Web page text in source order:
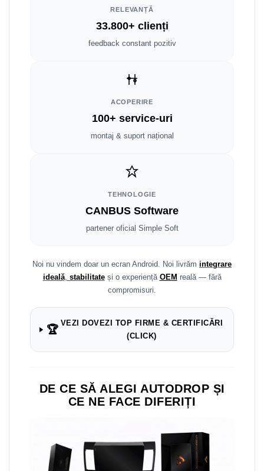
Dodge
Navigații universale 2DIN
Navigații universale 1DIN
Rame adaptoare Volkswagen
Rame adaptoare M-Benz
RELEVANȚĂ
33.800+ clienți
feedback constant pozitiv
ACOPERIRE
100+ service-uri
montaj & suport național
TEHNOLOGIE
CANBUS Software
partener oficial Simple Soft
Noi nu vindem doar un ecran Android. Noi livrăm integrare
ideală, stabilitateși o experiență OEM reală — fără
compromisuri.
🏆
VEZI DOVEZI TOP FIRME & CERTIFICĂRI
(CLICK)
DE CE SĂ ALEGI AUTODROP ȘI
CE NE FACE DIFERIȚI